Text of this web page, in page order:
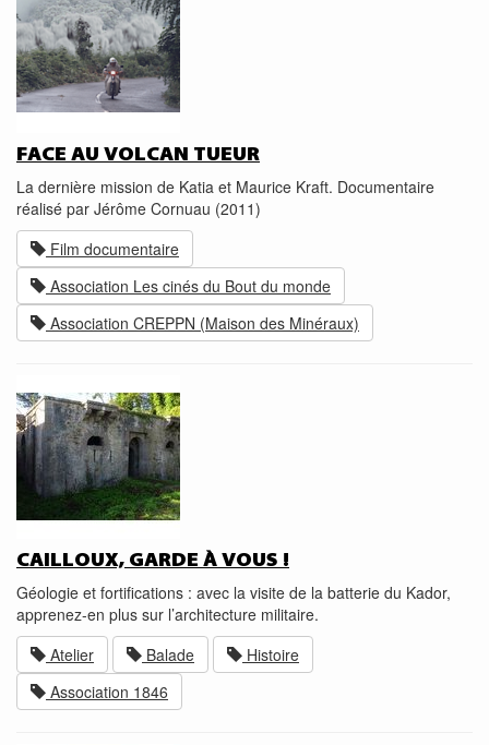
FACE AU VOLCAN TUEUR
La dernière mission de Katia et Maurice Kraft. Documentaire
réalisé par Jérôme Cornuau (2011)
Film documentaire
Association Les cinés du Bout du monde
Association CREPPN (Maison des Minéraux)
CAILLOUX, GARDE À VOUS !
Géologie et fortifications : avec la visite de la batterie du Kador,
apprenez-en plus sur l’architecture militaire.
Atelier
Balade
Histoire
Association 1846